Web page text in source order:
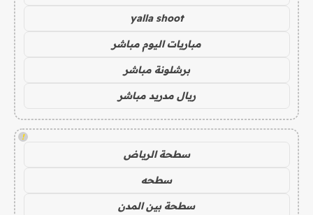
yalla shoot
مباريات اليوم مباشر
برشلونة مباشر
ريال مدريد مباشر
!
سطحة الرياض
سطحه
سطحة بين المدن